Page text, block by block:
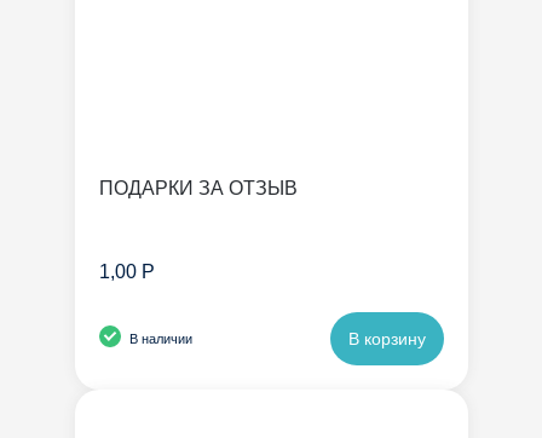
ПОДАРКИ ЗА ОТЗЫВ
1,00 Р
В наличии В корзину